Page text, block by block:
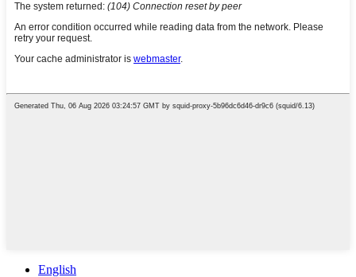
English